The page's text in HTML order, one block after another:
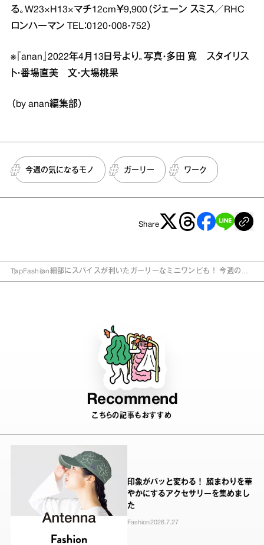
る。W23×H13×マチ12cm￥9,900（ジェーン スミス／RHC
ロンハーマン TEL：0120・008・752）
※『anan』2022年4月13日号より。写真・多田 寛 スタイリス
ト・番場直美 文・大場桃果
（by anan編集部）
今週の気になるモノ ガーリー ワーク
Share
TopFashion細部にスパイスが利いたガーリーなミニワンピも！ 今週の気
Recommend
こちらの記事もおすすめ
印象がパッと変わる！ 顔まわりを華
やかにするアクセサリーを集めまし
た
Fashion2026.7.27